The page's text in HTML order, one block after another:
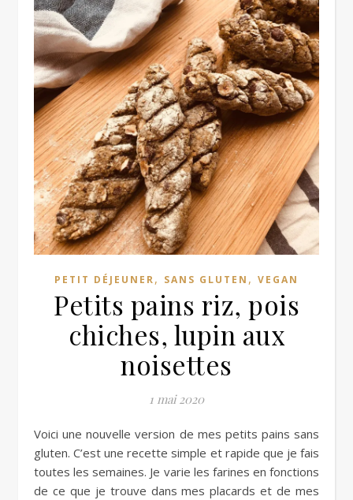
PETIT DÉJEUNER, SANS GLUTEN , VEGAN
Petits pains riz, pois
chiches, lupin aux
noisettes
1 mai 2020
Voici une nouvelle version de mes petits pains sans
gluten. C’est une recette simple et rapide que je fais
toutes les semaines. Je varie les farines en fonctions
de ce que je trouve dans mes placards et de mes